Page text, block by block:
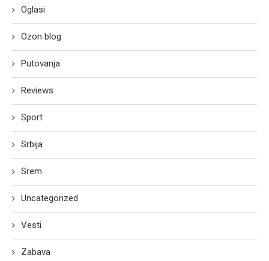
Oglasi
Ozon blog
Putovanja
Reviews
Sport
Srbija
Srem
Uncategorized
Vesti
Zabava